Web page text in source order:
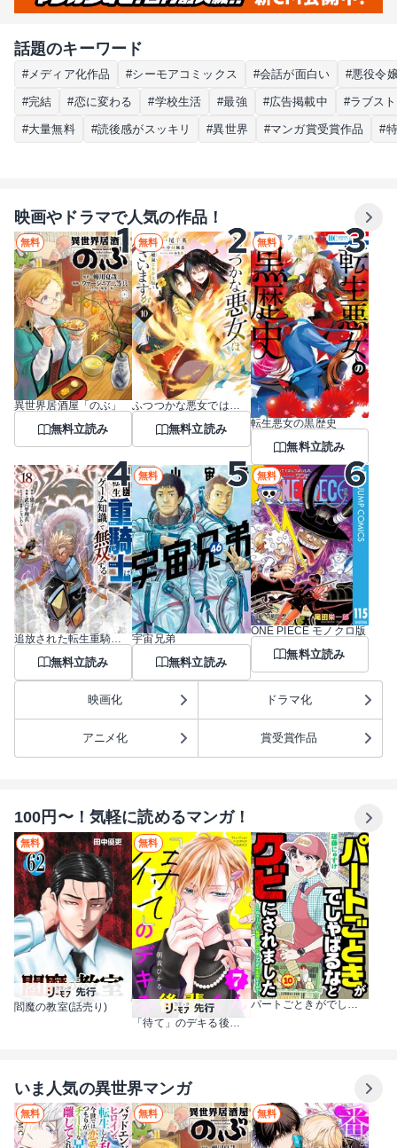
話題のキーワード
#メディア化作品 #シーモアコミックス #会話が面白い #悪役令
#完結 #恋に変わる #学校生活 #最強 #広告掲載中 #ラブス
#大量無料 #読後感がスッキリ #異世界 #マンガ賞受賞作品 #
映画やドラマで人気の作品！
無料
異世界居酒屋「のぶ」
無料立読み
無料
ふつつかな悪女ではございますが ～雛宮蝶鼠とりかえ伝～
無料立読み
無料
転生悪女の黒歴史
無料立読み
無料立読み
無料
宇宙兄弟
無料立読み
無料
ONE PIECE モノクロ版
無料立読み
映画化 ドラマ化
アニメ化 賞受賞作品
100円〜！気軽に読めるマンガ！
無料
閻魔の教室(話売り)
無料
「待て」のデキる後輩くん【マイクロ】
パートごときがでしゃばるなとクビにされました～このスーパー、私達で回してましたが大丈夫ですか？～【単話】
いま人気の異世界マンガ
無料 無料 無料